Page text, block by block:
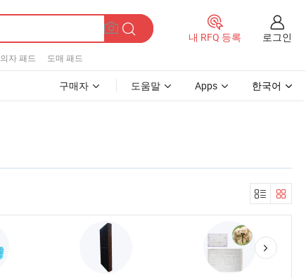
의자 패드 도매 패드
내 RFQ 등록 로그인
구매자 도움말 Apps 한국어